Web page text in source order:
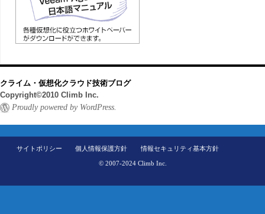
クライム・仮想化クラウド技術ブログ
Copyright©2010 Climb Inc.
Proudly powered by WordPress.
サイトポリシー 個人情報保護方針 情報セキュリティ基本方針
© 2007-2024 Climb Inc.